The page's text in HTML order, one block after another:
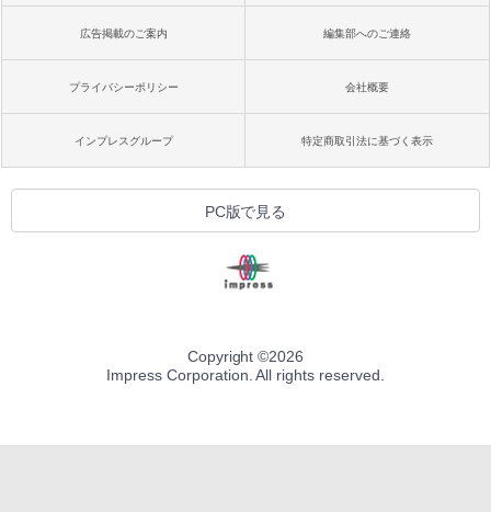
広告掲載のご案内 編集部へのご連絡
プライバシーポリシー 会社概要
インプレスグループ 特定商取引法に基づく表示
PC版で見る
Copyright ©2026
Impress Corporation. All rights reserved.